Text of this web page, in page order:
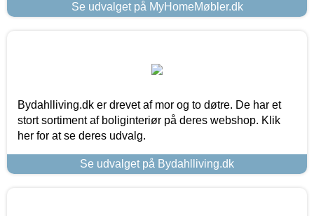
Se udvalget på MyHomeMøbler.dk
Bydahlliving.dk er drevet af mor og to døtre. De har et
stort sortiment af boliginteriør på deres webshop. Klik
her for at se deres udvalg.
Se udvalget på Bydahlliving.dk